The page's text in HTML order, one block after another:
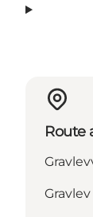
Route
Gravlev